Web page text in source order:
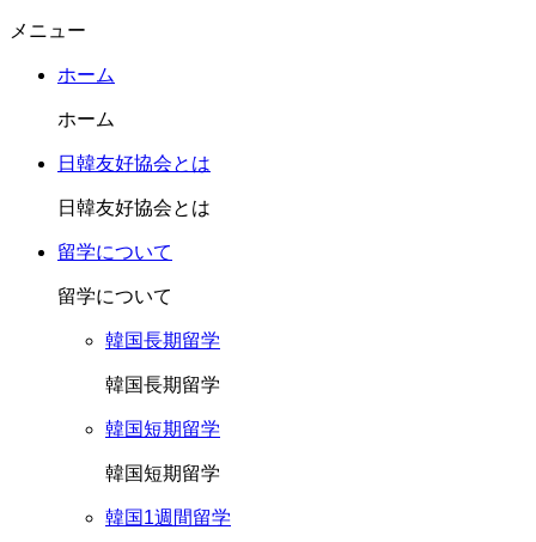
メニュー
ホーム
ホーム
日韓友好協会とは
日韓友好協会とは
留学について
留学について
韓国長期留学
韓国長期留学
韓国短期留学
韓国短期留学
韓国1週間留学